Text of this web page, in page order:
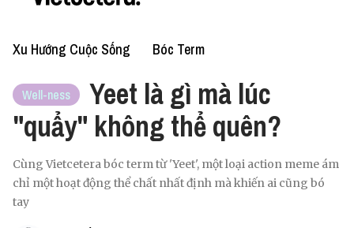
Xu Hướng Cuộc Sống Bóc Term
Well-ness
Yeet là gì mà lúc
"quẩy" không thể quên?
Cùng Vietcetera bóc term từ 'Yeet', một loại action meme ám
chỉ một hoạt động thể chất nhất định mà khiến ai cũng bó
tay